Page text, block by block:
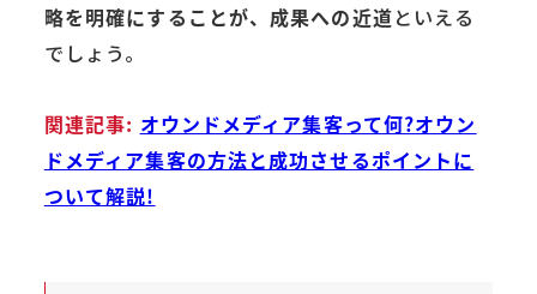
略を明確にすることが、成果への近道といえる
でしょう。
関連記事: オウンドメディア集客って何?オウン
ドメディア集客の方法と成功させるポイントに
ついて解説!